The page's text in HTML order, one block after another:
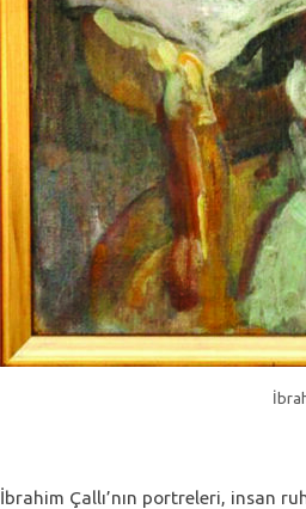
İbrahim Çallı’nın portreleri, insan